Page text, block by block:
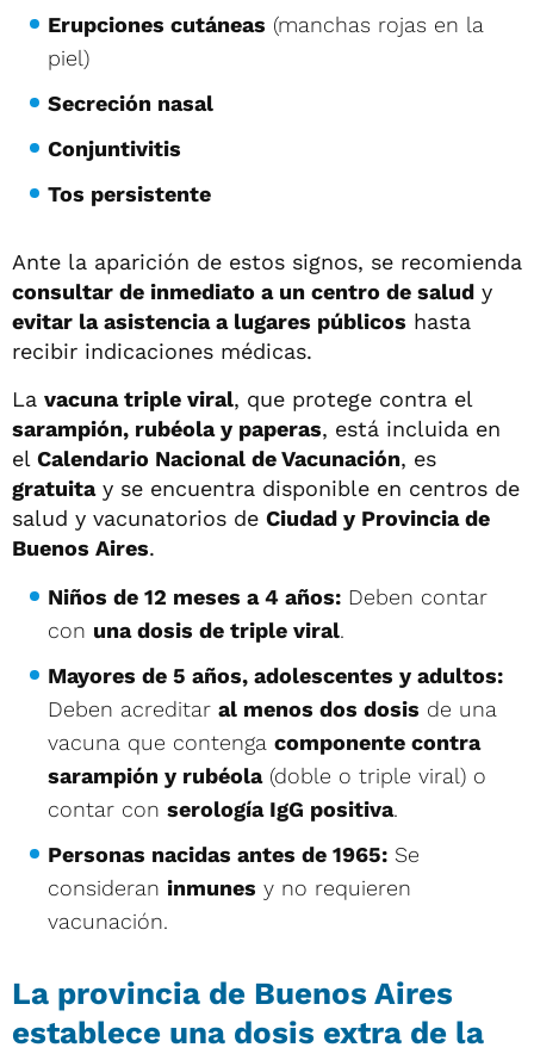
Erupciones cutáneas (manchas rojas en la
piel)
Secreción nasal
Conjuntivitis
Tos persistente
Ante la aparición de estos signos, se recomienda
consultar de inmediato a un centro de salud y
evitar la asistencia a lugares públicos hasta
recibir indicaciones médicas.
La vacuna triple viral, que protege contra el
sarampión, rubéola y paperas, está incluida en
el Calendario Nacional de Vacunación, es
gratuitay se encuentra disponible en centros de
salud y vacunatorios de Ciudad y Provincia de
Buenos Aires.
Niños de 12 meses a 4 años: Deben contar
con una dosis de triple viral.
Mayores de 5 años, adolescentes y adultos:
Deben acreditar al menos dos dosis de una
vacuna que contenga componente contra
sarampión y rubéola(doble o triple viral) o
contar con serología IgG positiva.
Personas nacidas antes de 1965: Se
consideran inmunes y no requieren
vacunación.
La provincia de Buenos Aires
establece una dosis extra de la